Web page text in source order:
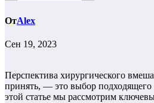
ОтAlex
Сен 19, 2023
Перспектива хирургического
принять, — это выбор
этой статье мы рассмотрим